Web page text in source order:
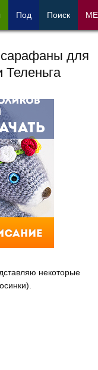
сарафаны для
Теленьга
некоторые
Под Поиск